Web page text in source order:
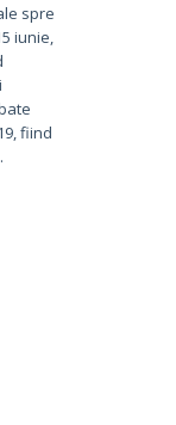
spre
iunie,
fiind